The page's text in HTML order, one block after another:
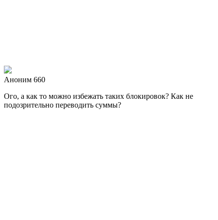
Аноним 660
Ого, а как то можно избежать таких блокировок? Как не
подозрительно переводить суммы?